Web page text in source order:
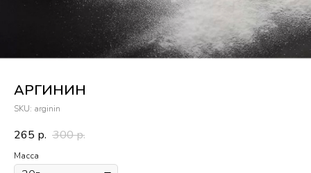
АРГИНИН
SKU: arginin
265 р. 300р.
Масса